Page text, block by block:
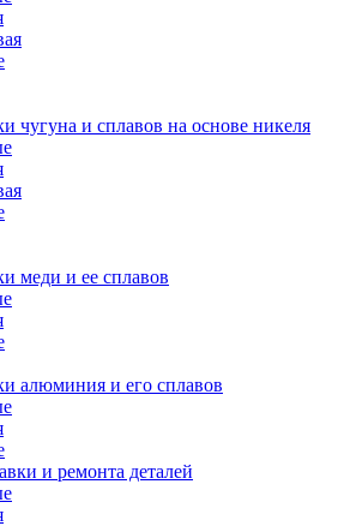
чугуна и сплавов на основе никеля
меди и ее сплавов
алюминия и его сплавов
и ремонта деталей